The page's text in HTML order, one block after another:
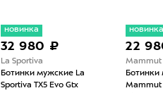
новинка
32 980 ₽
La Sportiva
Ботинки мужские La
Sportiva TX5 Evo Gtx
новинка
22
Mammut
Ботинки
Mammut